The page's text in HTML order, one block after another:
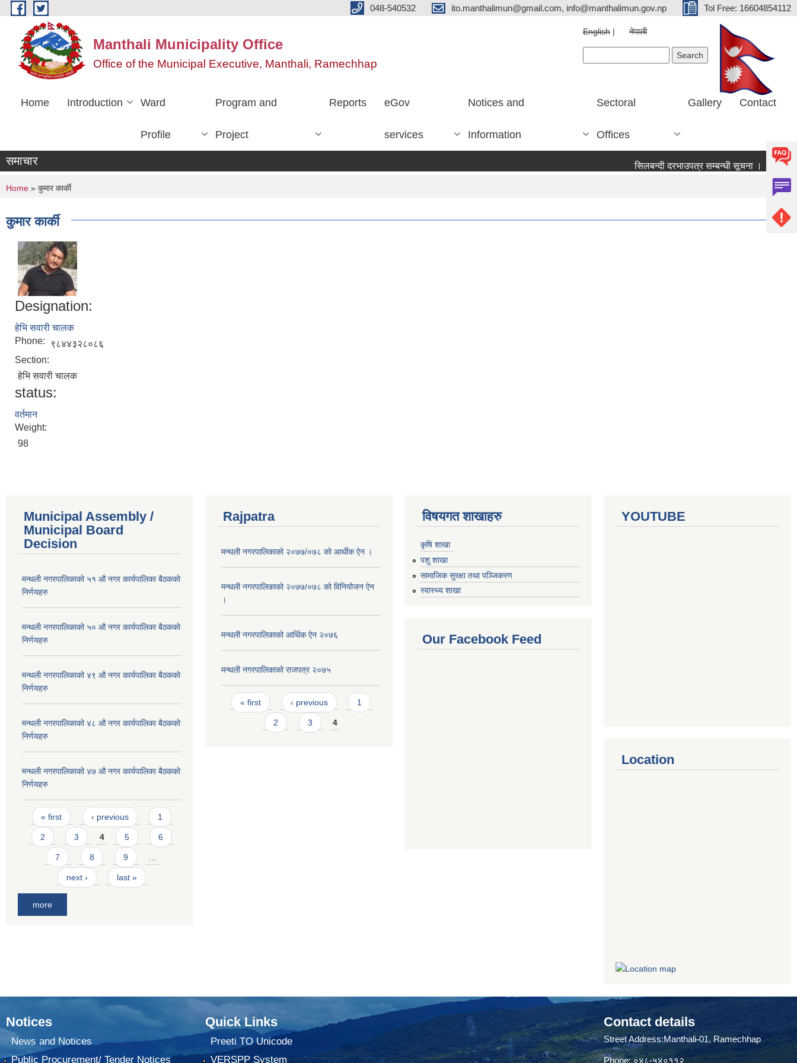
Skip to main content 048-540532 ito.manthalimun@gmail.com, info@manthalimun.gov.np Tol Free: 16604854112
Manthali Municipality Office
Office of the Municipal Executive, Manthali, Ramechhap
English नेपाली
Home Introduction Ward
Profile
Program and
Project
Reports eGov
services
Notices and
Information
Sectoral
Offices
Gallery Contact
समाचार सिलबन्दी दरभाउपत्र सम्बन्धी सूचना ।
You are here
Home » कुमार कार्की
कुमार कार्की
Designation:
हेभि सवारी चालक
Phone:
९८४४३२८०८६
Section:
हेभि सवारी चालक
status:
वर्तमान
Weight:
98
Municipal Assembly /
Municipal Board
Decision
मन्थली नगरपालिकाको ५१ औ नगर कार्यपालिका बैठकको
निर्णयहरु
मन्थली नगरपालिकाको ५० औ नगर कार्यपालिका बैठकको
निर्णयहरु
मन्थली नगरपालिकाको ४९ औ नगर कार्यपालिका बैठकको
निर्णयहरु
मन्थली नगरपालिकाको ४८ औ नगर कार्यपालिका बैठकको
निर्णयहरु
मन्थली नगरपालिकाको ४७ औ नगर कार्यपालिका बैठकको
निर्णयहरु
Pages
« first ‹ previous 1
2 3 4 5 6
7 8 9
next › last »
more
Rajpatra
मन्थली नगरपालिकाको २०७७/०७८ को आर्थीक ऐन ।
मन्थली नगरपालिकाको २०७७/०७८ को विनियोजन ऐन
।
मन्थली नगरपालिकाको आर्थिक ऐन २०७६
मन्थली नगरपालिकाको राजपत्र २०७५
Pages
« first ‹ previous 1
2 3 4
विषयगत शाखाहरु
कृषि शाखा
पशु शाखा
सामाजिक सुरक्षा तथा पञ्जिकरण
स्वास्थ्य शाखा
Our Facebook Feed
YOUTUBE
Location
Notices
News and Notices
Public Procurement/ Tender Notices
Quick Links
Preeti TO Unicode
VERSPP System
Contact details
Street Address:Manthali-01, Ramechhap
Phone: ०४८-५४०११२